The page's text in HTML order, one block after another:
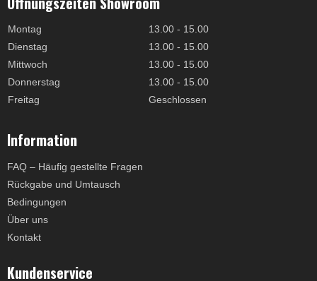
Montag
13.00 - 15.00
Dienstag
13.00 - 15.00
Mittwoch
13.00 - 15.00
Donnerstag
13.00 - 15.00
Freitag
Geschlossen
Information
FAQ – Häufig gestellte Fragen
Rückgabe und Umtausch
Bedingungen
Über uns
Kontakt
Kundenservice